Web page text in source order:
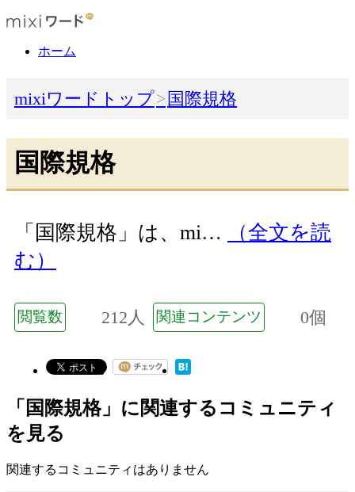
ホーム
mixiワードトップ 国際規格
国際規格
「国際規格」は、mi…
（全文を読
む）
閲覧数 212人 関連コンテンツ 0個
「国際規格」に関連するコミュニティ
を見る
関連するコミュニティはありません